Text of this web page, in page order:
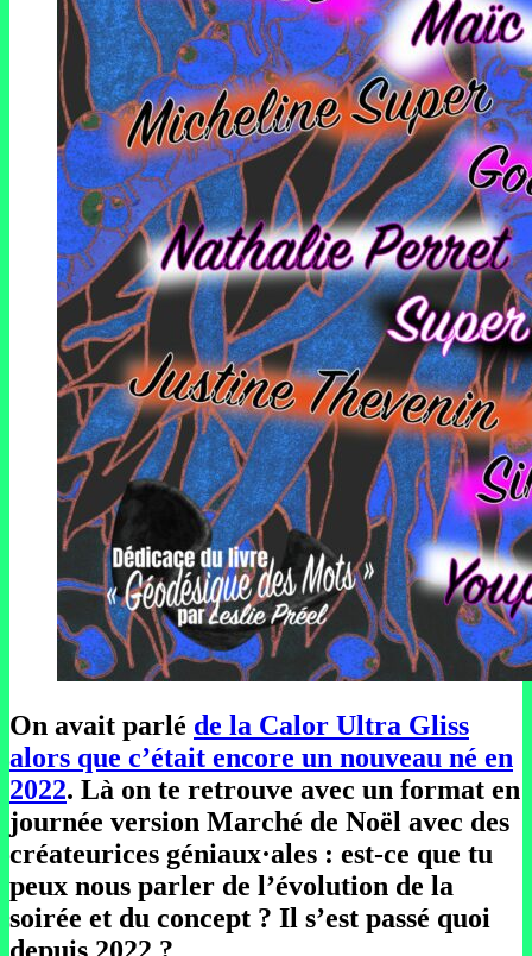
On avait parlé de la Calor Ultra Gliss
alors que c’était encore un nouveau né en
2022. Là on te retrouve avec un format en
journée version Marché de Noël avec des
créateurices géniaux·ales : est-ce que tu
peux nous parler de l’évolution de la
soirée et du concept ? Il s’est passé quoi
depuis 2022 ?